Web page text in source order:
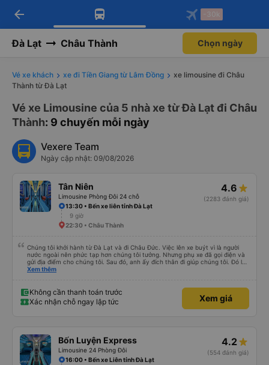
Tải app Vexere ngay!
Nhận ưu đãi thành viên độc
Mở app
Tải app Vexere
-30k/ghế khi đặt vé máy bay qua
Mở app
arrow_back -30k
Đà Lạt Châu Thành Chọn ngày
Vé xe khách xe đi Tiền Giang từ Lâm Đồng
xe limousine đi Châu
Thành từ Đà Lạt
Vé xe Limousine của 5 nhà xe từ Đà Lạt đi Châu
Thành: 9 chuyến mỗi ngày
Vexere Team
Ngày cập nhật: 09/08/2026
Tân Niên
Limousine Phòng Đôi 24 chỗ
4.6
(2283 đánh giá)
13:30 • Bến xe liên tỉnh Đà Lạt
9 giờ
22:30 • Châu Thành
Chúng tôi khởi hành từ Đà Lạt và đi Châu Đức. Việc lên xe buýt vì là người
nước ngoài nên phức tạp hơn chúng tôi tưởng. Nhưng phụ xe đã gọi điện và
gửi địa điểm cho chúng tôi. Sau đó, anh ấy đích thân đi giúp chúng tôi. Đó là
lần đầu tiên đi xe giường nằm với hai đứa trẻ nhỏ khá thú vị. Chúng tôi không
điểm dừng, họ đánh thức chúng tôi dậy và đảm bảo chúng tôi đã sẵn sàng.
Nhìn chung, đó là một trải nghiệm tốt. Mỗi giường đều có gối và chăn, và đủ
chỗ cho 1 người lớn và 1 trẻ em nằm thoải mái.
Xem thêm
Không cần thanh toán trước
Xác nhận chỗ ngay lập tức
Xem giá
Bốn Luyện Express
Limousine 24 Phòng Đôi
4.2
(554 đánh giá)
16:00 • Bến xe Liên tỉnh Đà Lạt